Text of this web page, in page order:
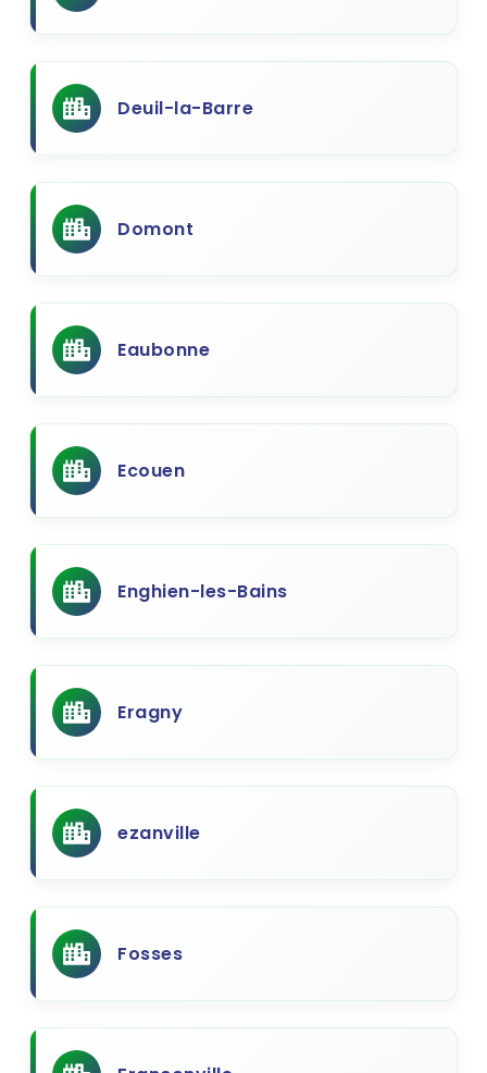
Deuil-la-Barre
Domont
Eaubonne
Ecouen
Enghien-les-Bains
Eragny
ezanville
Fosses